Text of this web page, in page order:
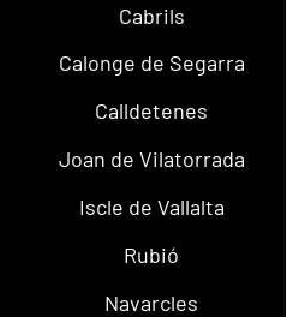
Cabrils
Calonge de Segarra
Calldetenes
Joan de Vilatorrada
Iscle de Vallalta
Rubió
Navarcles